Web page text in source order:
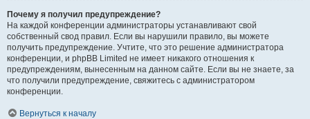
Почему я получил предупреждение?
На каждой конференции администраторы устанавливают свой
собственный свод правил. Если вы нарушили правило, вы можете
получить предупреждение. Учтите, что это решение администратора
конференции, и phpBB Limited не имеет никакого отношения к
предупреждениям, вынесенным на данном сайте. Если вы не знаете, за
что получили предупреждение, свяжитесь с администратором
конференции.
Вернуться к началу